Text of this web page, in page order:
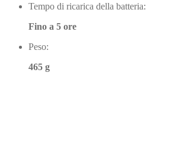
Tempo di ricarica della batteria:
Fino a 5 ore
Peso:
465 g